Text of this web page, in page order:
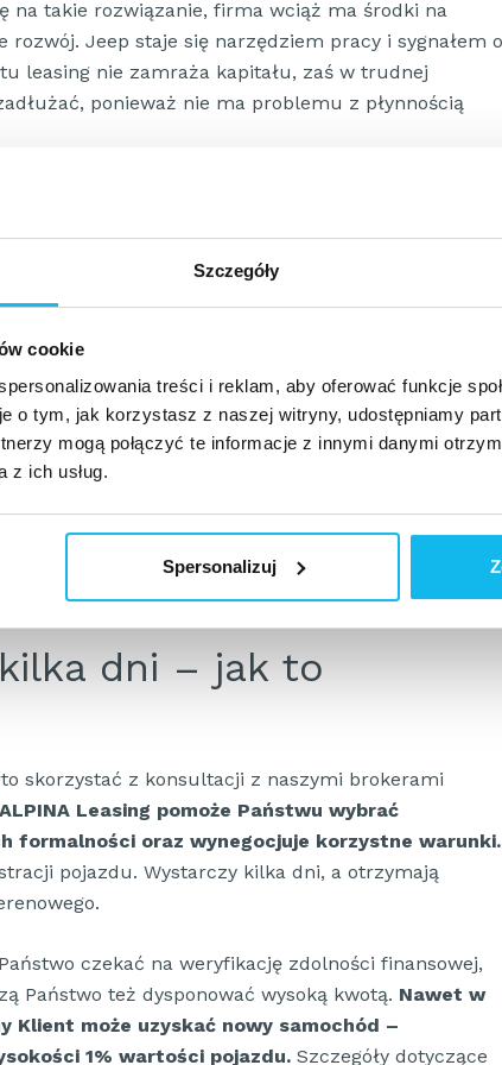
Szczegóły
cookie
treści i reklam, aby oferować funkcje
o tym, jak korzystasz z naszej witryny, udostępniamy
mogą połączyć te informacje z innymi danymi
z ich usług.
Spersonalizuj
na takie rozwiązanie, firma wciąż ma środki na
rozwój. Jeep staje się narzędziem pracy i sygnałem o
leasing nie zamraża kapitału, zaś w trudnej
ponieważ nie ma problemu z płynnością
o negatywny wpływ leasingu na zdolność
na zakup auta znacznie utrudnia wnioskowanie o
podatki.
Jeżeli przedsiębiorca podejmuje
uzyskania przychodu wpisuje się opłatę
oraz wykup samochodu z leasingu. Raty (a co za
uwzględniać ubezpieczenie, kartę serwisową czy
Jeepa.Firma z powodzeniem może wykupić
cena wynosi wówczas 1-5% wartości pojazdu, co
wcześniejszego leasingu.
firmy.W ALPINA Leasing współpracujemy z
leasing Jeepa dostępny jest już od pierwszego
(także jednoosobowej).
dni – jak to
skorzystać z konsultacji z naszymi brokerami
Leasing pomoże Państwu wybrać
formalności oraz wynegocjuje korzystne warunki.
pojazdu. Wystarczy kilka dni, a otrzymają
czekać na weryfikację zdolności finansowej,
Państwo też dysponować wysoką kwotą. Nawet w
Klient może uzyskać nowy samochód –
1% wartości pojazdu. Szczegóły dotyczące